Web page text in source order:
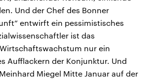
Und der Chef des Bonner
entwirft ein pessimistisches
ist das
nur ein
Aufflackern der Konjunktur. Und
Miegel Mitte Januar auf der